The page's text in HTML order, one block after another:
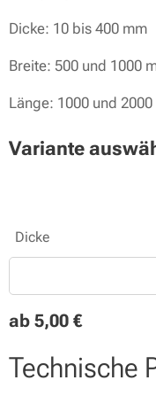
Dicke: 10 bis 400 mm
Breite: 500 und 1000
Länge: 1000 und
Variante
Dicke
ab 5,00 €
Technische